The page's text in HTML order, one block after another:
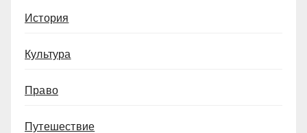
История
Культура
Право
Путешествие